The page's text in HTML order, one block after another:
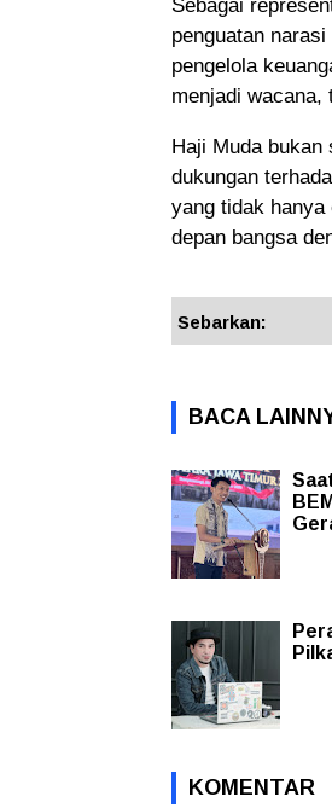
Sebagai
penguatan
pengelola
menjadi wacana,
Haji Muda bukan
dukungan
yang tidak
depan bangsa
Sebarkan:
BACA
KOMENTAR